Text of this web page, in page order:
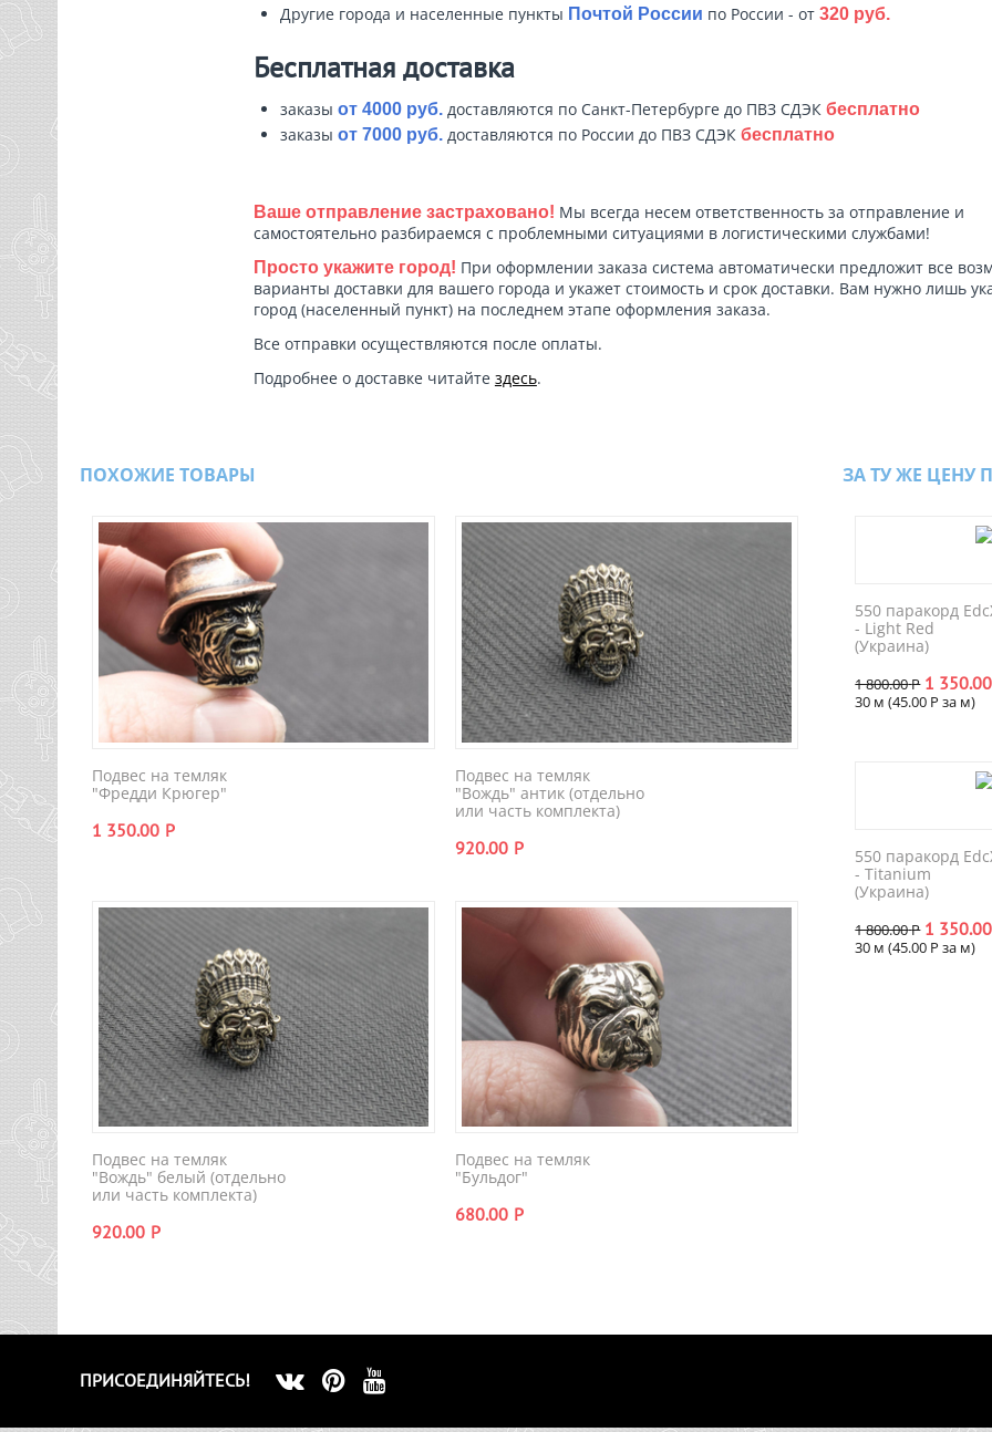
Другие города и населенные пункты Почтой России по России - от 320 руб.
Бесплатная доставка
заказы от 4000 руб.доставляются по Санкт-Петербурге до ПВЗ СДЭК бесплатно
заказы от 7000 руб.доставляются по России до ПВЗ СДЭК бесплатно
Ваше отправление застраховано! Мы всегда несем ответственность за отправление и
самостоятельно разбираемся с проблемными ситуациями в логистическими службами!
Просто укажите город! При оформлении заказа система автоматически предложит все
варианты доставки для вашего города и укажет стоимость и срок доставки. Вам нужно лишь
город (населенный пункт) на последнем этапе оформления заказа.
Все отправки осуществляются после оплаты.
Подробнее о доставке читайте здесь.
ПОХОЖИЕ ТОВАРЫ
Подвес на темляк
"Фредди Крюгер"
1 350.00 Р
Подвес на темляк
"Вождь" антик (отдельно
или часть комплекта)
920.00 Р
Подвес на темляк
"Вождь" белый (отдельно
или часть комплекта)
920.00 Р
Подвес на темляк
"Бульдог"
680.00 Р
ЗА ТУ ЖЕ ЦЕНУ
550 паракорд
- Light Red
(Украина)
1 800.00Р 1 350.00
30 м (45.00 Р за м)
550 паракорд
- Titanium
(Украина)
1 800.00Р 1 350.00
30 м (45.00 Р за м)
ПРИСОЕДИНЯЙТЕСЬ!